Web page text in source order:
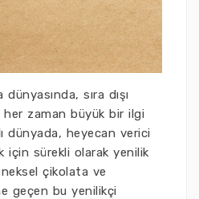
sıra dışı
zaman büyük bir ilgi
dünyada, heyecan verici
sürekli olarak yenilik
çikolata ve
geçen bu yenilikçi